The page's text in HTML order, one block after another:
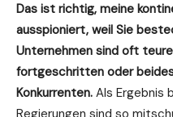
Das ist richtig, meine
ausspioniert, weil Sie
Unternehmen sind oft
fortgeschritten oder
Konkurrenten. Als Ergebnis